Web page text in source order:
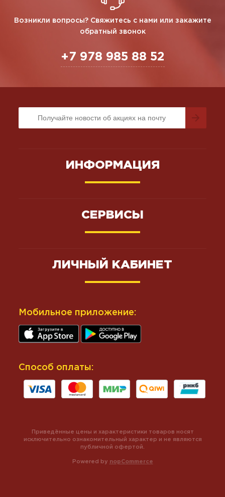
Возникли вопросы? Свяжитесь с нами или закажите
обратный звонок
+7 978 985 88 52
ИНФОРМАЦИЯ
СЕРВИСЫ
ЛИЧНЫЙ КАБИНЕТ
Мобильное приложение:
Способ оплаты:
Powered by nopCommerce
Приведённые цены и характеристики товаров носят
исключительно ознакомительный характер и не являются
публичной офертой.